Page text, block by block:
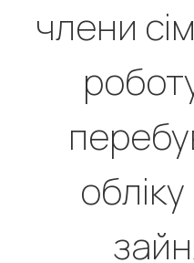
члени